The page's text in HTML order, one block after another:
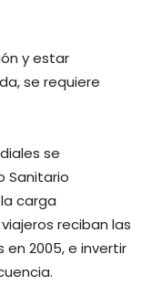
y estar
se requiere
se
Sanitario
carga
reciban las
2005, e invertir